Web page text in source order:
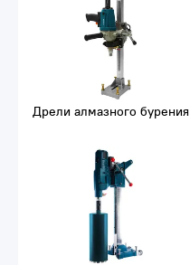
Дрели алмазного бурения